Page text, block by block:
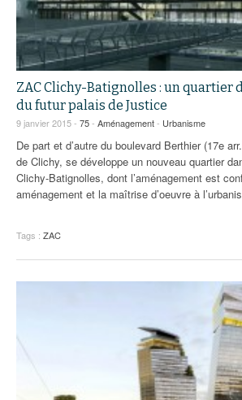
ZAC Clichy-Batignolles : un quartier
du futur palais de Justice
9 janvier 2015 - 75- Aménagement- Urbanisme
De part et d’autre du boulevard Berthier (17e
de Clichy, se développe un nouveau quartier
Clichy-Batignolles, dont l’aménagement est
aménagement et la maîtrise d’oeuvre à
Tags : ZAC